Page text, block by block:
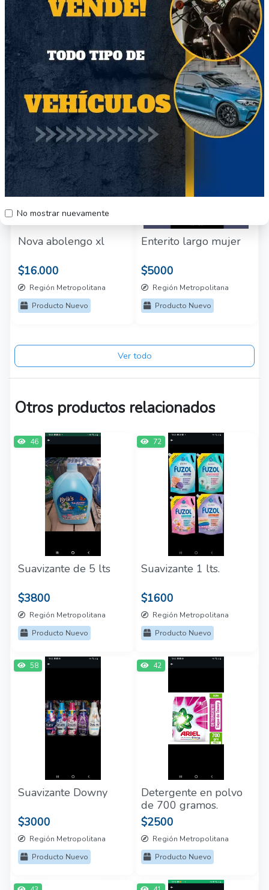
No mostrar nuevamente
Nova clasica
$8000
Región Metropolitana
Producto Nuevo
Zapatillas lona
$4990
Región Metropolitana
Producto Nuevo
53
Nova abolengo xl
$16.000
Región Metropolitana
Producto Nuevo
48
Enterito largo mujer
$5000
Región Metropolitana
Producto Nuevo
Ver todo
Otros productos relacionados
46
Suavizante de 5 lts
$3800
Región Metropolitana
Producto Nuevo
72
Suavizante 1 lts.
$1600
Región Metropolitana
Producto Nuevo
58
Suavizante Downy
$3000
Región Metropolitana
Producto Nuevo
42
Detergente en polvo
de 700 gramos.
$2500
Región Metropolitana
Producto Nuevo